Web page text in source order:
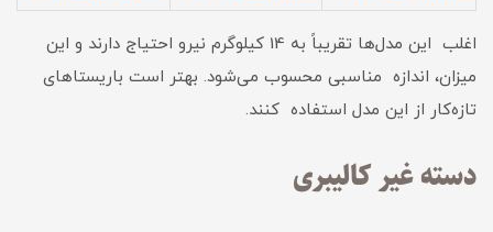
اغلب این مدل‌ها تقریباً به 14 کیلوگرم نیرو احتیاج دارند و این
میزان، اندازه مناسبی محسوب می‌شود. بهتر است باریستاهای
تازه‌کار از این مدل استفاده کنند.
دسته غیر کالیبری